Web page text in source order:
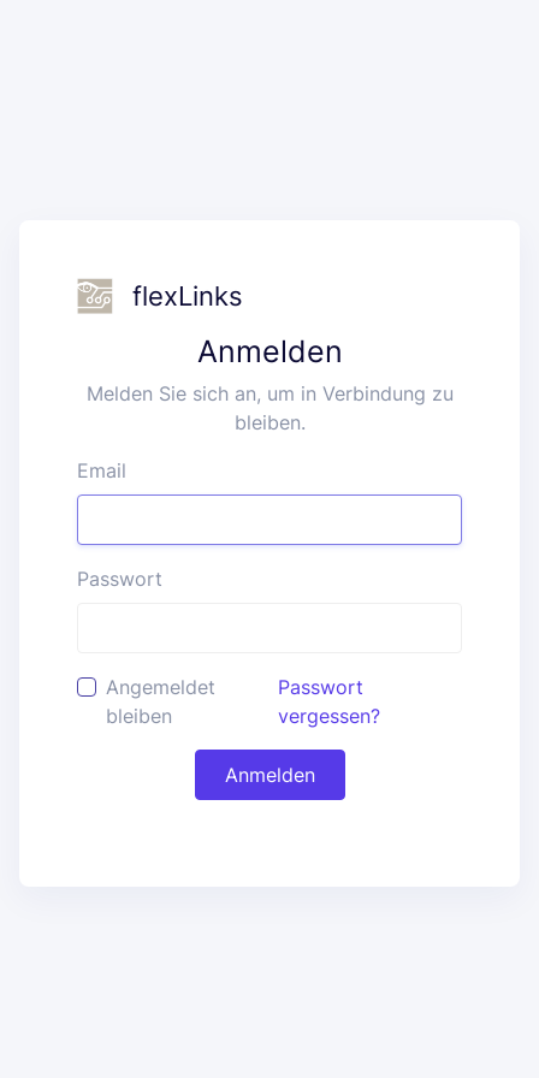
flexLinks
Anmelden
Melden Sie sich an, um in Verbindung zu
bleiben.
Email
Passwort
Angemeldet
bleiben
Passwort
vergessen?
Anmelden